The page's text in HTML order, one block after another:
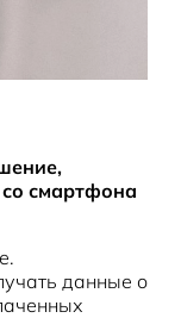
смартфона
данные о